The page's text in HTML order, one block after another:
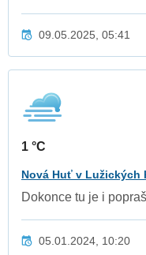
09.05.2025, 05:41
1 °C
Nová Huť v Lužických
Dokonce tu je i
05.01.2024, 10:20